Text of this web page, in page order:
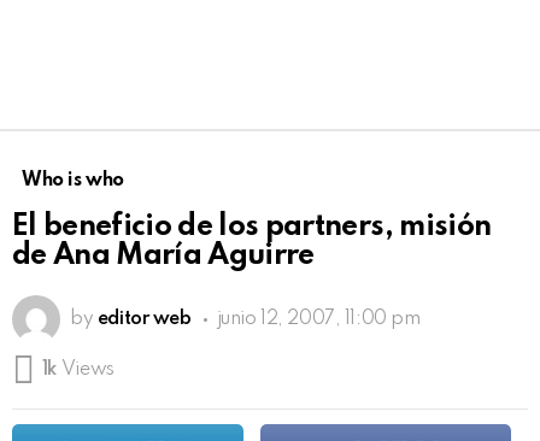
Who is who
El beneficio de los partners, misión
de Ana María Aguirre
by editor web junio 12, 2007, 11:00 pm
1k Views